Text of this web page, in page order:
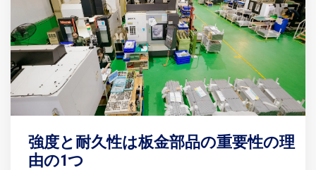
強度と耐久性は板金部品の重要性の理
由の1つ